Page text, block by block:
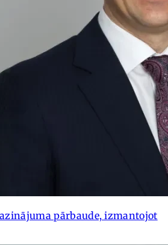
pārbaude, izmantojot